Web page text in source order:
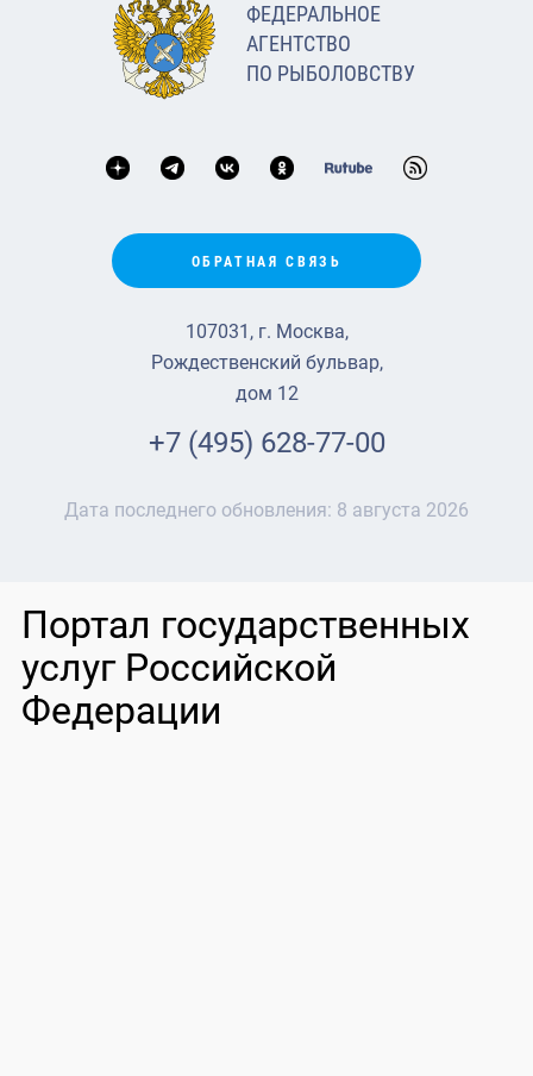
ФЕДЕРАЛЬНОЕ
АГЕНТСТВО
ПО РЫБОЛОВСТВУ
ОБРАТНАЯ СВЯЗЬ
107031, г. Москва,
Рождественский бульвар,
дом 12
+7 (495) 628-77-00
Дата последнего обновления: 8 августа 2026
Портал государственных
услуг Российской
Федерации